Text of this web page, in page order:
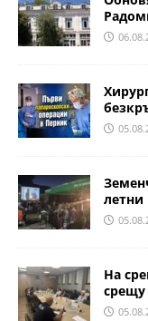
летни
На
срещу